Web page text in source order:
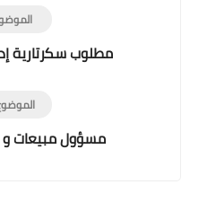
مطلوب سكرتارية
مسؤول مبيعات و